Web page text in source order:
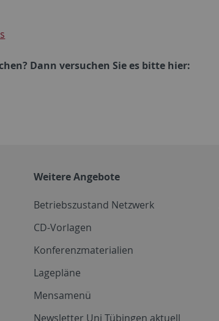
Dann versuchen Sie es bitte hier:
Weitere Angebote
Betriebszustand Netzwerk
CD-Vorlagen
Konferenzmaterialien
Lagepläne
Mensamenü
Newsletter Uni Tübingen aktuell